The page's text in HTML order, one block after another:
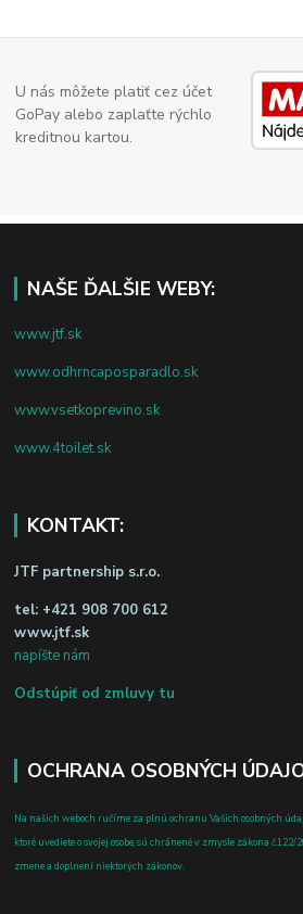
U nás môžete platiť cez účet
GoPay alebo zaplaťte rýchlo
kreditnou kartou.
NAŠE ĎALŠIE WEBY:
www.jtf.sk
www.odhrncaposparadlo.sk
www.vsetkoprevino.sk
www.4toilet.sk
KONTAKT:
JTF partnership s.r.o.
tel: +421 908 700 612
www.jtf.sk
napíšte nám
Odstúpiť od zmluvy tu
OCHRANA OSOBNÝCH
Na našich weboch ručíme za plnú ochranu Vašich osobných
ktoré uvediete o svojej osobe, sú chránené v zmysle zákona č.122/
zmene a doplnení niektorých zákonov.